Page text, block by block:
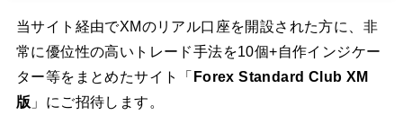
当サイト経由でXMのリアル口座を開設された方に、非
常に優位性の高いトレード手法を10個+自作インジケー
ター等をまとめたサイト「 Forex Standard Club XM
版 」にご招待します。